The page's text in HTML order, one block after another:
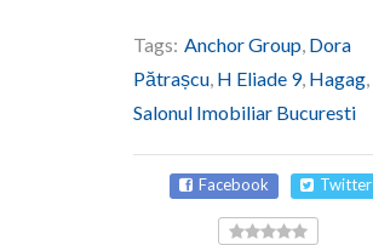
Tags: Anchor Group, Dora
Pătrașcu, H Eliade 9, Hagag,
Salonul Imobiliar Bucuresti
Facebook Twitter